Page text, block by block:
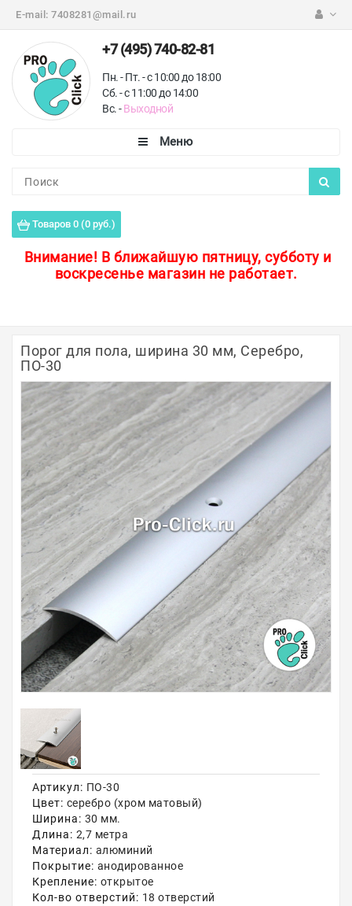
E-mail: 7408281@mail.ru
+7 (495) 740-82-81
Пн. - Пт. - с 10:00 до 18:00
Сб. - с 11:00 до 14:00
Вс. -Выходной
Товаров 0 (0 руб.)
Внимание! В ближайшую пятницу, субботу и
воскресенье магазин не работает.
Пороги для пола
Защитные уголки
Полосы из металла
Плинтуса
Профили для стекла и SPC
Обводы для труб
Алюминиевые профили
Крепёж и крепления
Садовая мебель
Оплата
Доставка
Самовывоз
Акции
Порог для пола, ширина 30 мм, Серебро,
ПО-30
Артикул: ПО-30
Цвет: серебро (хром матовый)
Ширина: 30 мм.
Длина: 2,7 метра
Материал: алюминий
Покрытие: анодированное
Крепление: открытое
Кол-во отверстий: 18 отверстий